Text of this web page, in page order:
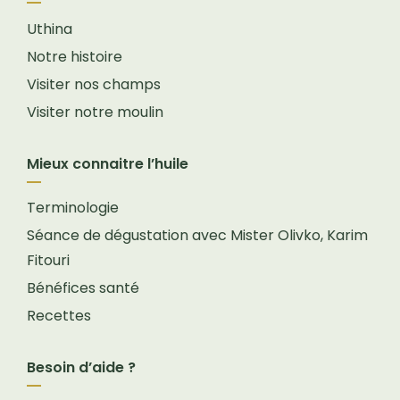
Uthina
Notre histoire
Visiter nos champs
Visiter notre moulin
Mieux connaitre l’huile
Terminologie
Séance de dégustation avec Mister Olivko, Karim
Fitouri
Bénéfices santé
Recettes
Besoin d’aide ?